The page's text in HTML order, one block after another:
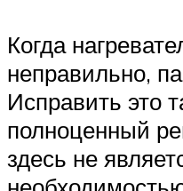
Когда
неправильно,
Исправить это
полноценный
здесь не